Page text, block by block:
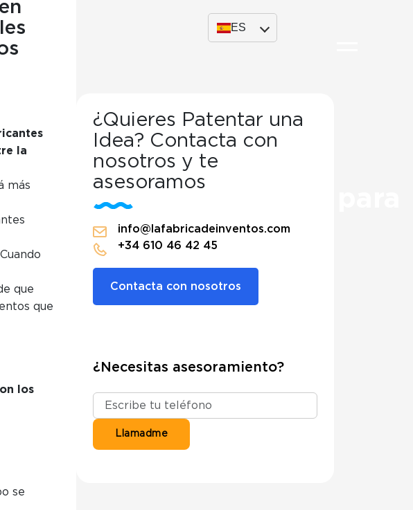
ES
innovadores para coches
útiles e innovadores para
la
más
que
que
los
se
¿Quieres Patentar una
Idea? Contacta con
nosotros y te
asesoramos
info@lafabricadeinventos.com
+34 610 46 42 45
Contacta con nosotros
¿Necesitas asesoramiento?